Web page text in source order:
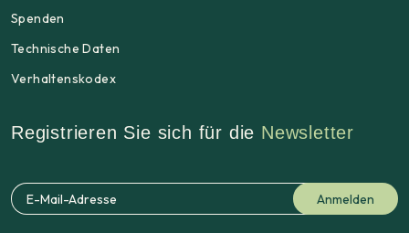
Spenden
Technische Daten
Verhaltenskodex
Registrieren Sie sich für die Newsletter